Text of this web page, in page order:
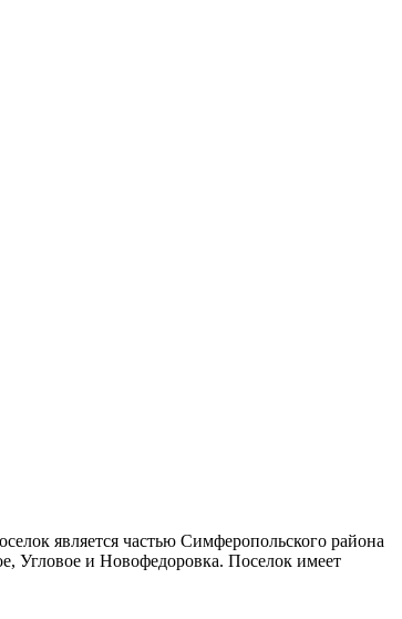
является частью Симферопольского района
Угловое и Новофедоровка. Поселок имеет